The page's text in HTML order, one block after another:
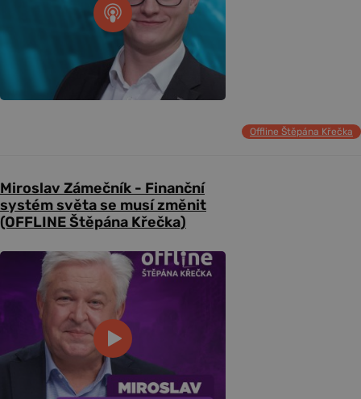
Offline Štěpána Křečka
Miroslav Zámečník - Finanční
systém světa se musí změnit
(OFFLINE Štěpána Křečka)